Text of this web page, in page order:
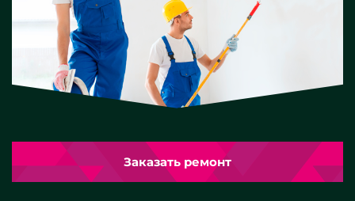
Заказать ремонт